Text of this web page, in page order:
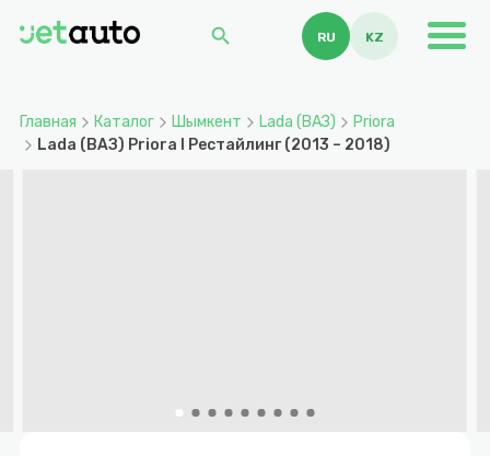
search RU KZ
Главная Каталог Шымкент Lada (ВАЗ)
Priora
Lada (ВАЗ) Priora I Рестайлинг (2013 – 2018)